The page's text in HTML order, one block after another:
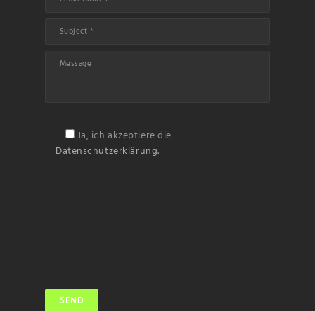
Ja, ich akzeptiere die
Datenschutzerklärung.